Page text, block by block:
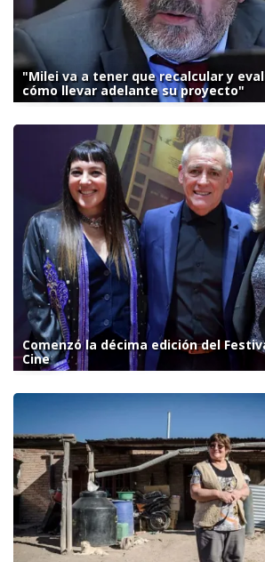
"Milei va a tener que recalcular y
cómo llevar adelante su proyecto"
Comenzó la décima edición del
Cine